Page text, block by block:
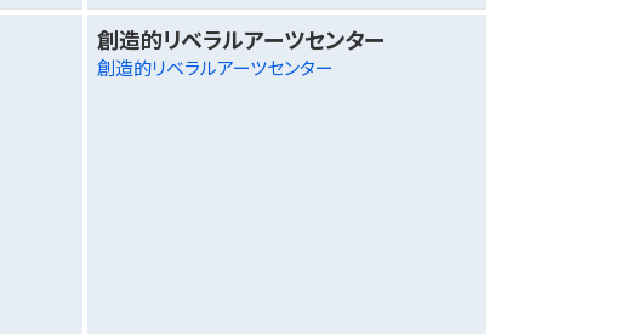
創造的リベラルアーツセンター
創造的リベラルアーツセンター